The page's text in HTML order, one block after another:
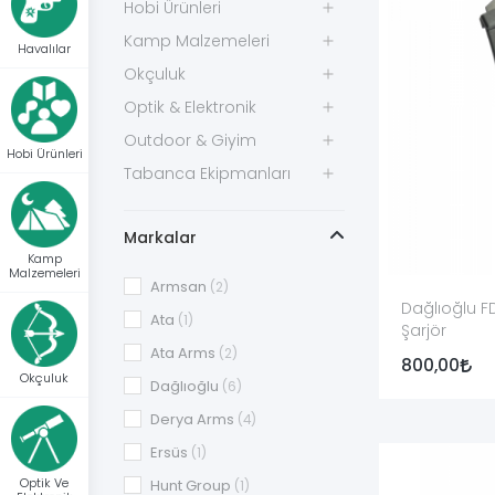
Havalılar
Hobi Ürünleri
Kamp
Malzemeleri
Okçuluk
Optik Ve
Tüfeğin nesli bilinmiyorsa ruhsat, kutu etiketi, seri
Şarjör Kapasitesi Ne Anlama Gelir?
Şarjör kapasitesi, şarjör gövdesinin üretici
Şarjör kapasitesi ile tüfeğin toplam kapasitesi aynı
“10’lu şarjör” ifadesi on adet şarjörlük paket gibi
12, 20 ve 36 Kalibre Şarjör Seçimi
12 kalibre şarjörler , yalnız uyumlu 12 kalibre
20 kalibre şarjörler , 12 kalibre modellere göre
36 kalibre şarjörler
açıkça yazılmalıdır.
Hobi Ürünleri
Kamp Malzemeleri
Okçuluk
Optik & Elektronik
Outdoor & Giyim
Tabanca Ekipmanları
Markalar
Armsan (2)
Ata (1)
Ata Arms (2)
Dağlıoğlu (6)
Derya Arms (4)
Ersüs (1)
Hunt Group (1)
Dağlıoğlu
Şarjör
800,00